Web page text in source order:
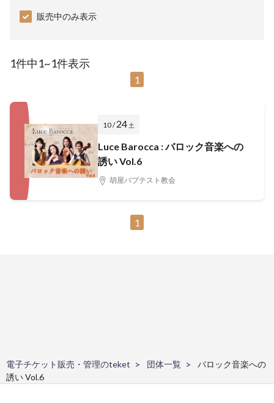
販売中のみ表示
1件中1~1件表示
1
10 /24 土
Luce Barocca : バロック音楽への
誘い Vol.6
胡屋バプテスト教会
1
電子チケット販売・管理のteket 団体一覧
バロック音楽への
誘い Vol.6